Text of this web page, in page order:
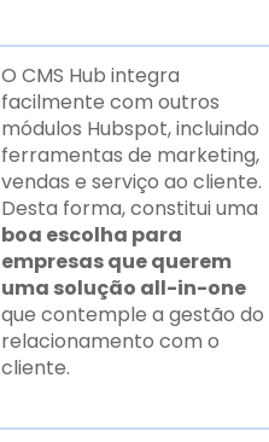
O CMS Hub integra
facilmente com outros
módulos Hubspot, incluindo
ferramentas de marketing,
vendas e serviço ao cliente.
Desta forma, constitui uma
boa escolha para
empresas que querem
uma solução all-in-one
que contemple a gestão do
relacionamento com o
cliente.